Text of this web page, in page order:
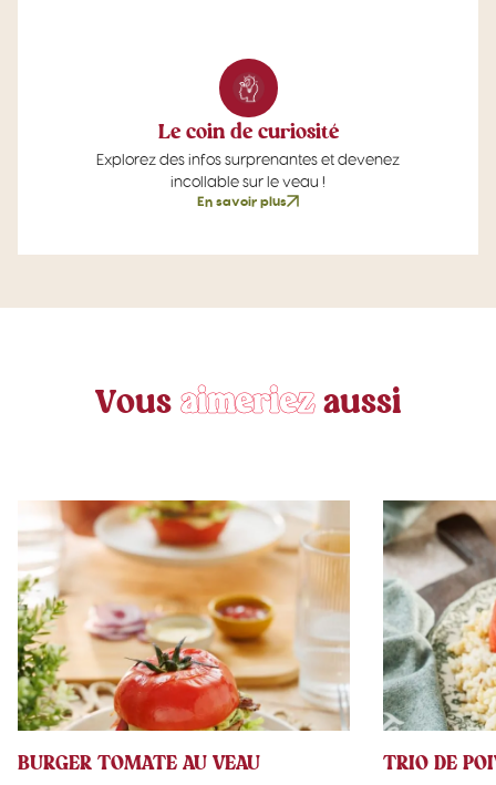
Le coin de curiosité
Explorez des infos surprenantes et devenez
incollable sur le veau !
En savoir plus
Vous aimeriez aussi
BURGER TOMATE AU VEAU TRIO DE